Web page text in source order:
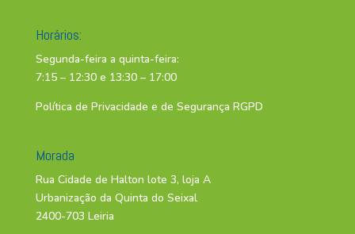
Horários:
Segunda-feira a quinta-feira:
7:15 – 12:30 e 13:30 – 17:00
Política de Privacidade e de Segurança RGPD
Morada
Rua Cidade de Halton lote 3, loja A
Urbanização da Quinta do Seixal
2400-703 Leiria